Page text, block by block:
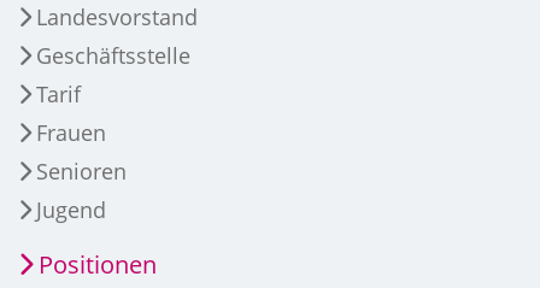
Landesvorstand
Geschäftsstelle
Tarif
Frauen
Senioren
Jugend
Positionen